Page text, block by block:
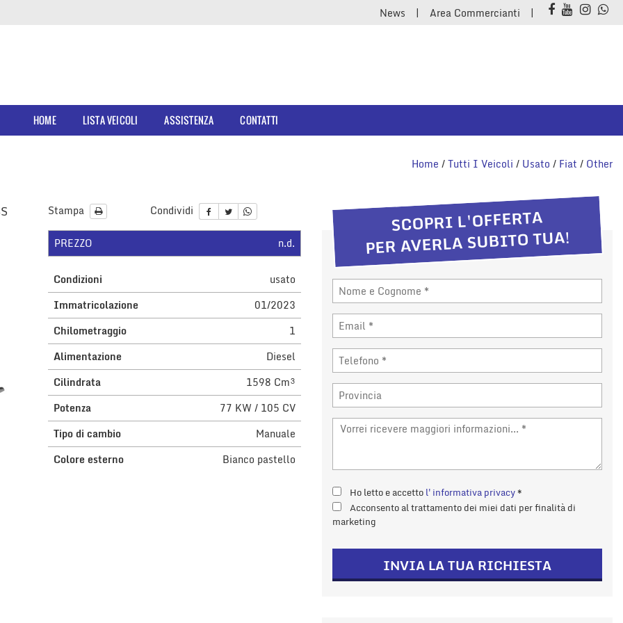
News Area Commercianti
HOME LISTA VEICOLI ASSISTENZA CONTATTI
Home /Tutti I Veicoli / Usato / Fiat / Other
Stampa Condividi
PREZZO n.d.
Condizioni
usato
Immatricolazione
01/2023
Chilometraggio
1
Alimentazione
Diesel
Cilindrata
1598 Cm³
Potenza
77 KW / 105 CV
Tipo di cambio
Manuale
Colore esterno
Bianco pastello
SCOPRI L'OFFERTA
PER AVERLA SUBITO TUA!
Ho letto e accettol'informativa privacy*
Acconsento al trattamento dei miei dati per finalità di
marketing
INVIA LA TUA RICHIESTA